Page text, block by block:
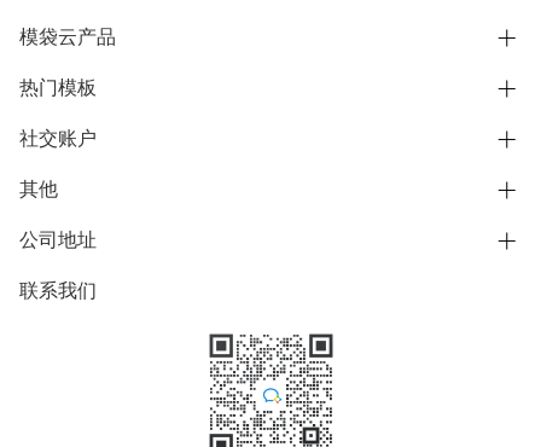
模袋云产品
别墅设计营销
模型协同展示分享
别墅社区
别墅模板
热门模板
欧式别墅
中式别墅
日式别墅
社交账户
B站
抖音
微信公众号
其他
用户服务协议
隐私政策
公司地址
上海市浦东新区东方路1215-1217号
联系我们